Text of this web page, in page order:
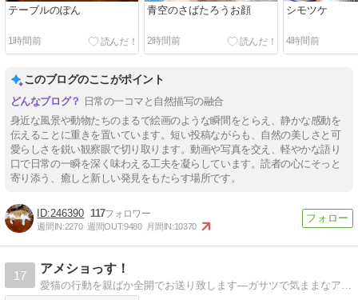
テーブルのぽん
1時間前
青空のさばたろうお顔
2時間前
シモツケ
4時間前
このブログのここがポイント
日常の一コマと自然描写の融合
身近な風景や動物たちのまるで絵画のような瞬間をとらえ、静かな感動を
伝えることに重きを置いています。短い投稿ながらも、自然の美しさと可
愛らしさを鋭い観察眼で切り取ります。動画や写真を交え、軽やかな語り
口で日常の一瞬を深く味わえる工夫を凝らしています。読者の心にそっと
寄り添う、癒しと新しい発見をもたらす場所です。
246390 117
週間IN:2270 週間OUT:9480 月間IN:10370
17
アメショっす！